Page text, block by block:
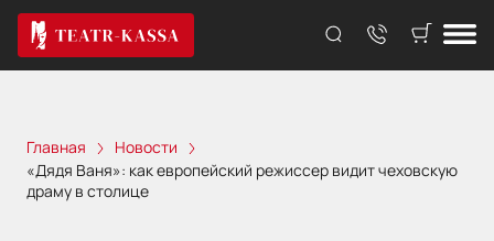
Главная
Новости
«Дядя Ваня»: как европейский режиссер видит чеховскую
драму в столице